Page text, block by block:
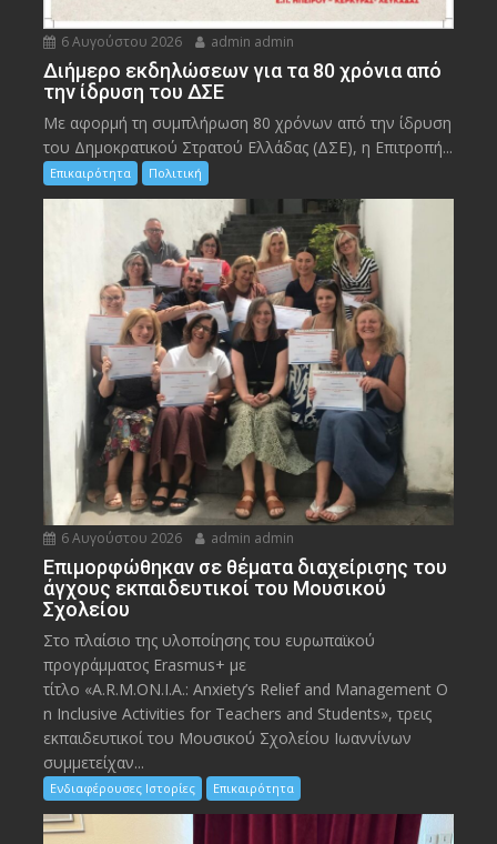
6 Αυγούστου 2026 admin admin
Διήμερο εκδηλώσεων για τα 80 χρόνια από
την ίδρυση του ΔΣΕ
Με αφορμή τη συμπλήρωση 80 χρόνων από την ίδρυση
του Δημοκρατικού Στρατού Ελλάδας (ΔΣΕ), η Επιτροπή...
Επικαιρότητα Πολιτική
6 Αυγούστου 2026 admin admin
Eπιμορφώθηκαν σε θέματα διαχείρισης του
άγχους εκπαιδευτικοί του Μουσικού
Σχολείου
Στο πλαίσιο της υλοποίησης του ευρωπαϊκού
προγράμματος Erasmus+ με
τίτλο «A.R.M.ON.I.A.: Anxiety’s Relief and Management O
n Inclusive Activities for Teachers and Students», τρεις
εκπαιδευτικοί του Μουσικού Σχολείου Ιωαννίνων
συμμετείχαν...
Ενδιαφέρουσες Ιστορίες Επικαιρότητα